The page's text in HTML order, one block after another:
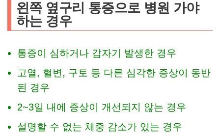
왼쪽 옆구리 통증으로 병원 가야
하는 경우
통증이 심하거나 갑자기 발생한 경우
고열, 혈변, 구토 등 다른 심각한 증상이 동반
된 경우
2~3일 내에 증상이 개선되지 않는 경우
설명할 수 없는 체중 감소가 있는 경우